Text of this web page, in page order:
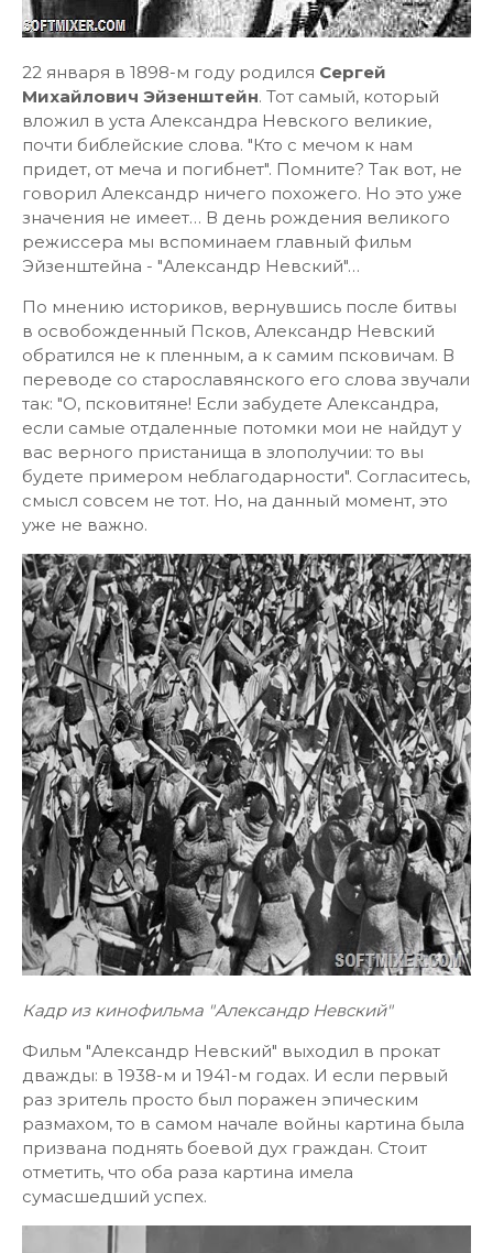
22 января в 1898-м году родился Сергей
Михайлович Эйзенштейн. Тот самый, который
вложил в уста Александра Невского великие,
почти библейские слова. "Кто с мечом к нам
придет, от меча и погибнет". Помните? Так вот, не
говорил Александр ничего похожего. Но это уже
значения не имеет… В день рождения великого
режиссера мы вспоминаем главный фильм
Эйзенштейна - "Александр Невский"…
По мнению историков, вернувшись после битвы
в освобожденный Псков, Александр Невский
обратился не к пленным, а к самим псковичам. В
переводе со старославянского его слова звучали
так: "О, псковитяне! Если забудете Александра,
если самые отдаленные потомки мои не найдут у
вас верного пристанища в злополучии: то вы
будете примером неблагодарности". Согласитесь,
смысл совсем не тот. Но, на данный момент, это
уже не важно.
Кадр из кинофильма "Александр Невский"
Фильм "Александр Невский" выходил в прокат
дважды: в 1938-м и 1941-м годах. И если первый
раз зритель просто был поражен эпическим
размахом, то в самом начале войны картина была
призвана поднять боевой дух граждан. Стоит
отметить, что оба раза картина имела
сумасшедший успех.